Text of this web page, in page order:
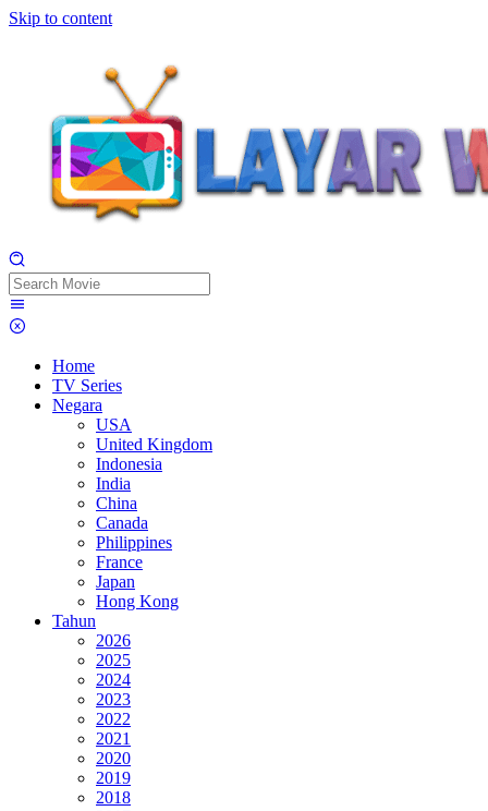
Skip to content
Home
TV Series
Negara
USA
United Kingdom
Indonesia
India
China
Canada
Philippines
France
Japan
Hong Kong
Tahun
2026
2025
2024
2023
2022
2021
2020
2019
2018